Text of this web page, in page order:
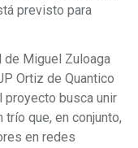
previsto para
de Miguel Zuloaga
Ortiz de Quantico
proyecto busca unir
que, en conjunto,
en redes